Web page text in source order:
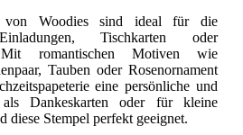
von Woodies sind ideal für die
Tischkarten oder
Mit romantischen Motiven wie
Tauben oder Rosenornament
eine persönliche und
Dankeskarten oder für kleine
diese Stempel perfekt geeignet.